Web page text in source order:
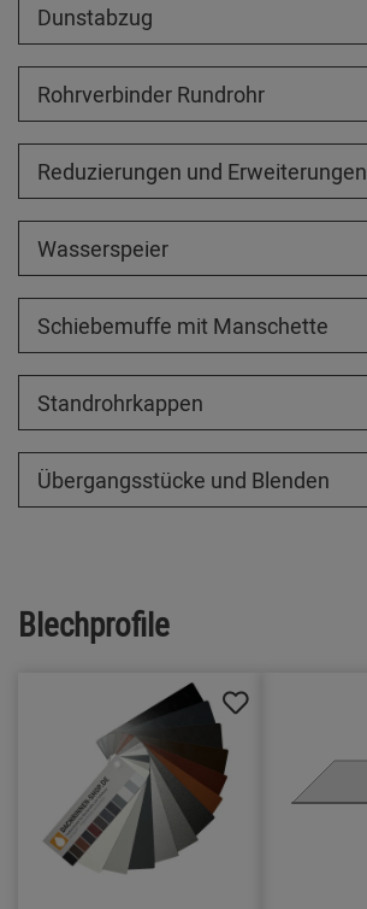
Dunstabzug
Rohrverbinder Rundrohr
Reduzierungen und Erweiterungen
Wasserspeier
Schiebemuffe mit Manschette
Standrohrkappen
Übergangsstücke und Blenden
Blechprofile